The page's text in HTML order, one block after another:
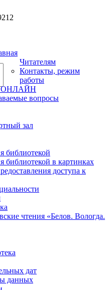
Читателям
Контакты, режим
работы
ОНЛАЙН
вопросы
зал
библиотекой
библиотекой в картинках
доступа к
чтения «Белов. Вологда.
дат
данных